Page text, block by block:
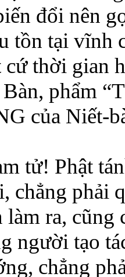
đổi nên
tồn tại vĩnh
cứ thời gian
phẩm
của Niết-
tử! Phật
chẳng phải
làm ra,
người tạo
chẳng